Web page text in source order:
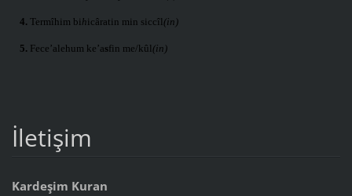
4. Termîhim bi hicâratin min siccîl(in)
5. Fece’alehum ke’asfin me/kûl(in)
İletişim
Kardeşim Kuran